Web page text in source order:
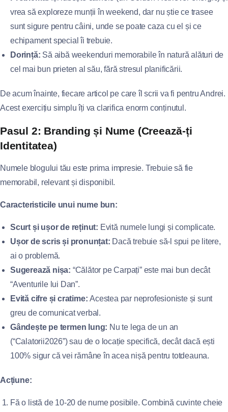
vrea să exploreze munții în weekend, dar nu știe ce trasee
sunt sigure pentru câini, unde se poate caza cu el și ce
echipament special îi trebuie.
Dorință: Să aibă weekenduri memorabile în natură alături de
cel mai bun prieten al său, fără stresul planificării.
De acum înainte, fiecare articol pe care îl scrii va fi pentru Andrei.
Acest exercițiu simplu îți va clarifica enorm conținutul.
Pasul 2: Branding și Nume (Creează-ți
Identitatea)
Numele blogului tău este prima impresie. Trebuie să fie
memorabil, relevant și disponibil.
Caracteristicile unui nume bun:
Scurt și ușor de reținut: Evită numele lungi și complicate.
Ușor de scris și pronunțat: Dacă trebuie să-l spui pe litere,
ai o problemă.
Sugerează nișa: “Călător pe Carpați” este mai bun decât
“Aventurile lui Dan”.
Evită cifre și cratime: Acestea par neprofesioniste și sunt
greu de comunicat verbal.
Gândește pe termen lung: Nu te lega de un an
(“Calatorii2026”) sau de o locație specifică, decât dacă ești
100% sigur că vei rămâne în acea nișă pentru totdeauna.
Acțiune:
Fă o listă de 10-20 de nume posibile. Combină cuvinte cheie